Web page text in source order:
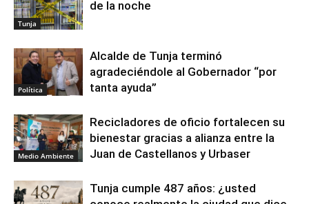
Tunja
de la noche
Política
Alcalde de Tunja terminó
agradeciéndole al Gobernador “por
tanta ayuda”
Medio Ambiente
Recicladores de oficio fortalecen su
bienestar gracias a alianza entre la
Juan de Castellanos y Urbaser
Tunja cumple 487 años: ¿usted